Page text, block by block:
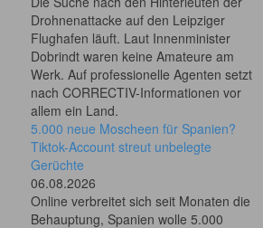
Drohnenattacke auf den Leipziger
Flughafen läuft. Laut Innenminister
Dobrindt waren keine Amateure am
Werk. Auf professionelle Agenten setzt
nach CORRECTIV-Informationen vor
allem ein Land.
5.000 neue Moscheen für Spanien?
Tiktok-Account streut unbelegte
Gerüchte
06.08.2026
Online verbreitet sich seit Monaten die
Behauptung, Spanien wolle 5.000